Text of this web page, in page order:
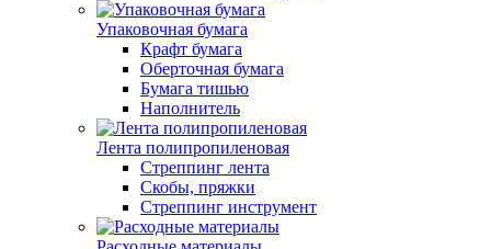
Упаковочная бумага
Крафт бумага
Оберточная бумага
Бумага тишью
Наполнитель
Лента полипропиленовая
Стреппинг лента
Скобы, пряжки
Стреппинг инструмент